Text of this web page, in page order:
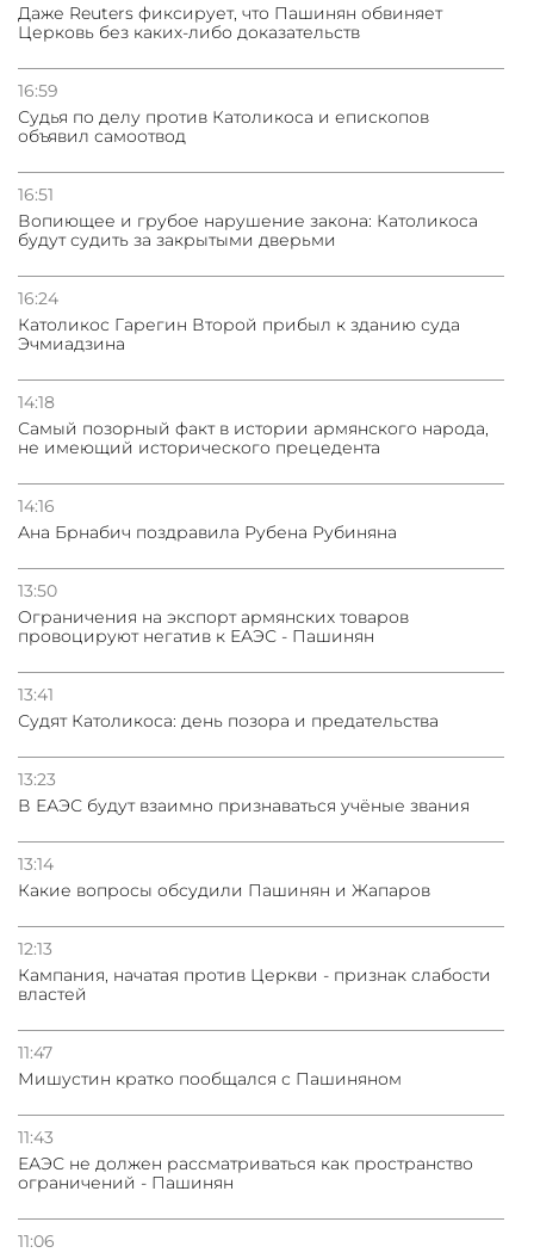
Даже Reuters фиксирует, что Пашинян обвиняет
Церковь без каких-либо доказательств
16:59
Судья по делу против Католикоса и епископов
объявил самоотвод
16:51
Вопиющее и грубое нарушение закона: Католикоса
будут судить за закрытыми дверьми
16:24
Католикос Гарегин Второй прибыл к зданию суда
Эчмиадзина
14:18
Самый позорный факт в истории армянского народа,
не имеющий исторического прецедента
14:16
Ана Брнабич поздравила Рубена Рубиняна
13:50
Oграничения на экспорт армянских товаров
провоцируют негатив к ЕАЭС - Пашинян
13:41
Судят Католикоса: день позора и предательства
13:23
В ЕАЭС будут взаимно признаваться учёные звания
13:14
Какие вопросы обсудили Пашинян и Жапаров
12:13
Кампания, начатая против Церкви - признак слабости
властей
11:47
Мишустин кратко пообщался с Пашиняном
11:43
ЕАЭС не должен рассматриваться как пространство
ограничений - Пашинян
11:06